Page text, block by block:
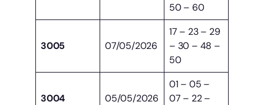
50 – 60
3005 07/05/2026
17 – 23 – 29
– 30 – 48 –
50
3004 05/05/2026
01 – 05 –
07 – 22 –